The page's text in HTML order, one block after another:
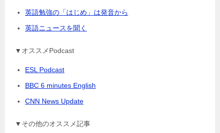
英語勉強の「はじめ」は発音から
英語ニュースを聞く
▼オススメPodcast
ESL Podcast
BBC 6 minutes English
CNN News Update
▼その他のオススメ記事